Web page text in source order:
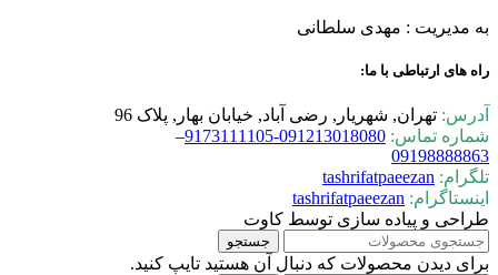
به مدیریت : مهدی سلطانی
راه های ارتباطی با ما:
آدرس: تهران, شهریار, رضی آباد, خیابان بهار, پلاک 96
شماره تماس:
091213018080-9173111105
–
09198888863
تلگرام: tashrifatpaeezan
اینستاگرام: tashrifatpaeezan
طراحی و پیاده سازی توسط کاوت
جستجو
برای دیدن محصولات که دنبال آن هستید تایپ کنید.